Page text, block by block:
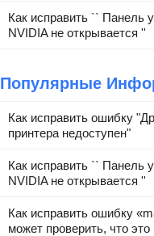
Как исправить `` Панель
NVIDIA не открывается ''
Популярные
Как исправить ошибку
принтера недоступен"
Как исправить `` Панель
NVIDIA не открывается ''
Как исправить ошибку
может проверить, что